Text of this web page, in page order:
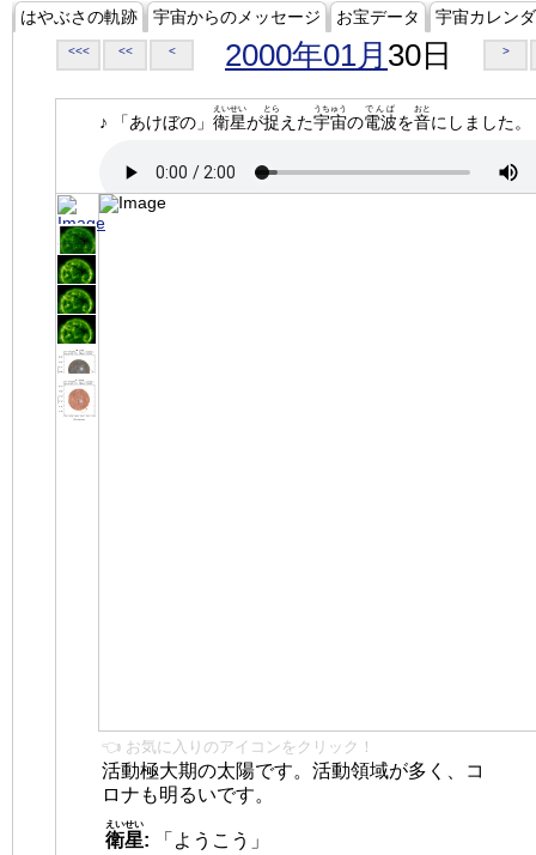
はやぶさの軌跡 宇宙からのメッセージ お宝データ 宇宙カレン
<<< << < 2000年01月 30日 >
♪ 「あけぼの」 衛星
えいせい
が捉
とら
えた宇宙
うちゅう
の電波
でんぱ
を音
おと
にしました。
👈 お気に入りのアイコンをクリック！
活動極大期の太陽です。活動領域が多く、コ
ロナも明るいです。
衛星
えいせい
:
「ようこう」